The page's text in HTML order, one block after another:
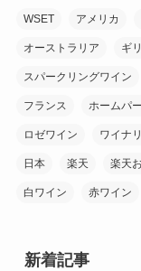
WSET アメリカ
オーストラリア ギ
スパークリングワイン
フランス ホームパ
ロゼワイン ワイナ
日本 楽天 楽天
白ワイン 赤ワイン
新着記事